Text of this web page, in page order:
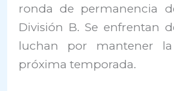
ronda de permanencia
División B. Se enfrentan
luchan por mantener
próxima temporada.